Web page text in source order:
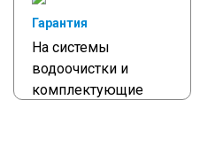
Гарантия
На системы
водоочистки и
комплектующие